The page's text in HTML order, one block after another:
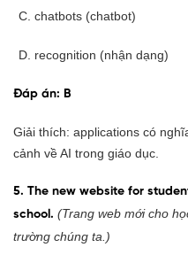
chatbots (chatbot)
recognition (nhận dạng)
Đáp án: B
Giải thích: applications có
cảnh về AI trong giáo dục.
5. The new website for
school. (Trang web mới cho
trường chúng ta.)